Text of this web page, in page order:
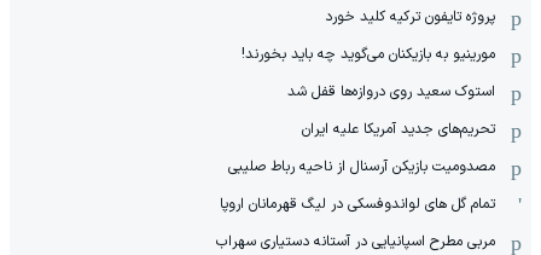
پروژه تایفون ترکیه کلید خورد
مورینیو به بازیکنان می‌گوید چه باید بخورند!
استوک سعید روی دروازه‌ها قفل شد
تحریم‌های جدید آمریکا علیه ایران
مصدومیت بازیکن آرسنال از ناحیه رباط صلیبی
تمام گل های لواندوفسکی در لیگ قهرمانان اروپا
مربی مطرح اسپانیایی در آستانه دستیاری سهراب